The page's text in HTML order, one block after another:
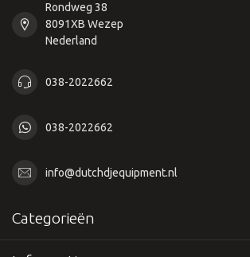
Rondweg 38
8091XB Wezep
Nederland
038-2022662
038-2022662
info@dutchdjequipment.nl
Categorieën